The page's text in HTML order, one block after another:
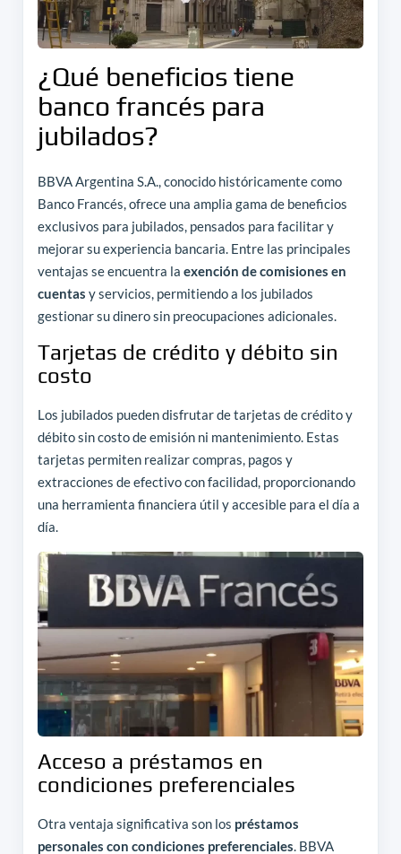
¿Qué beneficios tiene
banco francés para
jubilados?
BBVA Argentina S.A., conocido históricamente como
Banco Francés, ofrece una amplia gama de beneficios
exclusivos para jubilados, pensados para facilitar y
mejorar su experiencia bancaria. Entre las principales
ventajas se encuentra la exención de comisiones en
cuentas y servicios, permitiendo a los jubilados
gestionar su dinero sin preocupaciones adicionales.
Tarjetas de crédito y débito sin
costo
Los jubilados pueden disfrutar de tarjetas de crédito y
débito sin costo de emisión ni mantenimiento. Estas
tarjetas permiten realizar compras, pagos y
extracciones de efectivo con facilidad, proporcionando
una herramienta financiera útil y accesible para el día a
día.
Acceso a préstamos en
condiciones preferenciales
Otra ventaja significativa son los préstamos
personales con condiciones preferenciales. BBVA